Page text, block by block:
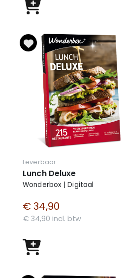
Leverbaar
Lunch Deluxe
Wonderbox | Digitaal
€ 34,90
€ 34,90 incl. btw